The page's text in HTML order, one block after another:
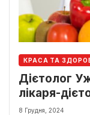
КРАСА ТА
Дієтолог
лікаря-
8 Грудня, 2024